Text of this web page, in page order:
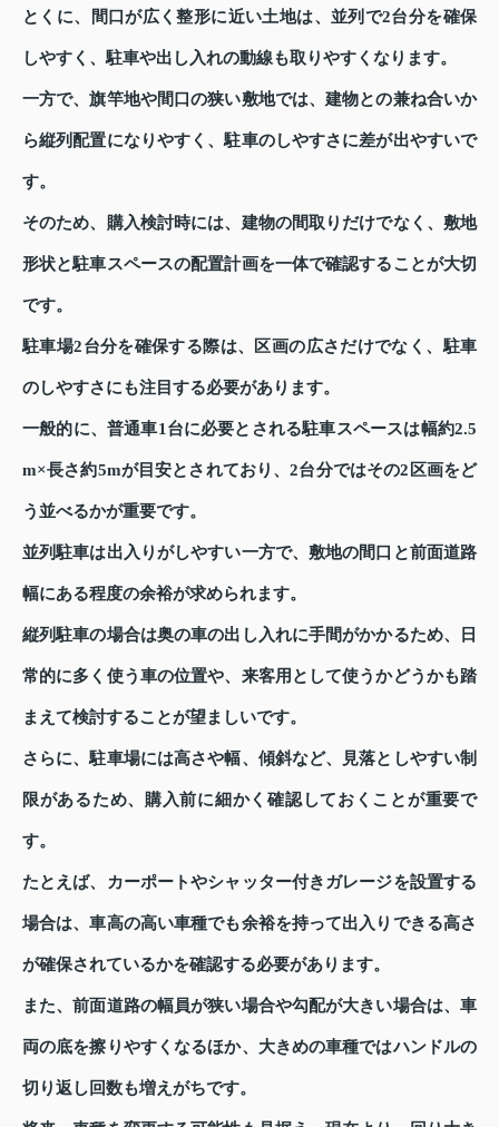
とくに、間口が広く整形に近い土地は、並列で2台分を確保
しやすく、駐車や出し入れの動線も取りやすくなります。
一方で、旗竿地や間口の狭い敷地では、建物との兼ね合いか
ら縦列配置になりやすく、駐車のしやすさに差が出やすいで
す。
そのため、購入検討時には、建物の間取りだけでなく、敷地
形状と駐車スペースの配置計画を一体で確認することが大切
です。
駐車場2台分を確保する際は、区画の広さだけでなく、駐車
のしやすさにも注目する必要があります。
一般的に、普通車1台に必要とされる駐車スペースは幅約2.5
m×長さ約5mが目安とされており、2台分ではその2区画をど
う並べるかが重要です。
並列駐車は出入りがしやすい一方で、敷地の間口と前面道路
幅にある程度の余裕が求められます。
縦列駐車の場合は奥の車の出し入れに手間がかかるため、日
常的に多く使う車の位置や、来客用として使うかどうかも踏
まえて検討することが望ましいです。
さらに、駐車場には高さや幅、傾斜など、見落としやすい制
限があるため、購入前に細かく確認しておくことが重要で
す。
たとえば、カーポートやシャッター付きガレージを設置する
場合は、車高の高い車種でも余裕を持って出入りできる高さ
が確保されているかを確認する必要があります。
また、前面道路の幅員が狭い場合や勾配が大きい場合は、車
両の底を擦りやすくなるほか、大きめの車種ではハンドルの
切り返し回数も増えがちです。